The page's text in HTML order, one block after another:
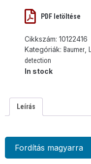
PDF letöltése
Cikkszám: 10122416
Kategóriák: Baumer
detection
In stock
Leírás
Fordítás magyarra